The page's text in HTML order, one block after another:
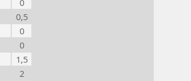
0
0,5
0
0
1,5
2